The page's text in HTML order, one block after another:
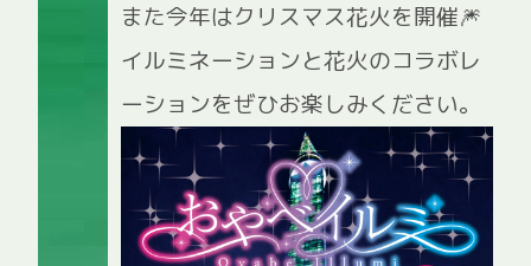
また今年はクリスマス花火を開催🎆
イルミネーションと花火のコラボレ
ーションをぜひお楽しみください。